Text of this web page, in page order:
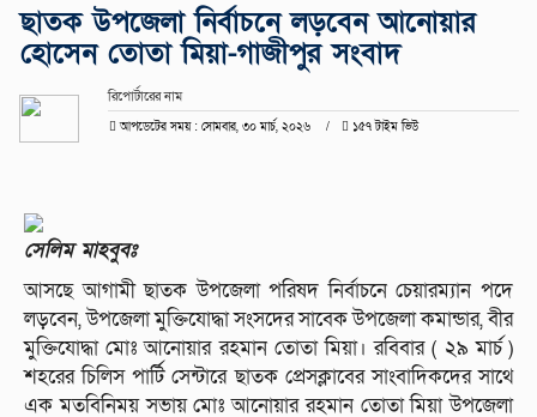
ছাতক উপজেলা নির্বাচনে লড়বেন আনোয়ার
হোসেন তোতা মিয়া-গাজীপুর সংবাদ
রিপোর্টারের নাম
আপডেটের সময় : সোমবার, ৩০ মার্চ, ২০২৬ ১৫৭ টাইম ভিউ
সেলিম মাহবুবঃ
আসছে আগামী ছাতক উপজেলা পরিষদ নির্বাচনে চেয়ারম্যান পদে
লড়বেন, উপজেলা মুক্তিযোদ্ধা সংসদের সাবেক উপজেলা কমান্ডার, বীর
মুক্তিযোদ্ধা মোঃ আনোয়ার রহমান তোতা মিয়া। রবিবার ( ২৯ মার্চ )
শহরের চিলিস পার্টি সেন্টারে ছাতক প্রেসক্লাবের সাংবাদিকদের সাথে
এক মতবিনিময় সভায় মোঃ আনোয়ার রহমান তোতা মিয়া উপজেলা